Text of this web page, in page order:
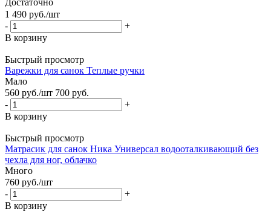
Достаточно
1 490 руб./шт
-
+
В корзину
Быстрый просмотр
Варежки для санок Теплые ручки
Мало
560 руб./шт 700 руб.
-
+
В корзину
Быстрый просмотр
Матрасик для санок Ника Универсал водооталкивающий без
чехла для ног, облачко
Много
760 руб./шт
-
+
В корзину